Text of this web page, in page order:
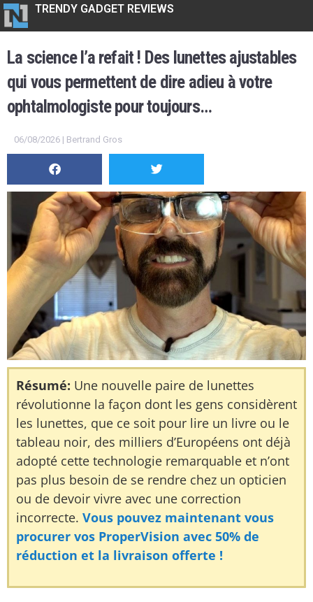
TRENDY GADGET REVIEWS
La science l’a refait ! Des lunettes ajustables
qui vous permettent de dire adieu à votre
ophtalmologiste pour toujours…
06/08/2026 | Bertrand Gros
Résumé: Une nouvelle paire de lunettes
révolutionne la façon dont les gens considèrent
les lunettes, que ce soit pour lire un livre ou le
tableau noir, des milliers d’Européens ont déjà
adopté cette technologie remarquable et n’ont
pas plus besoin de se rendre chez un opticien
ou de devoir vivre avec une correction
incorrecte. Vous pouvez maintenant vous
procurer vos ProperVision avec 50% de
réduction et la livraison offerte !